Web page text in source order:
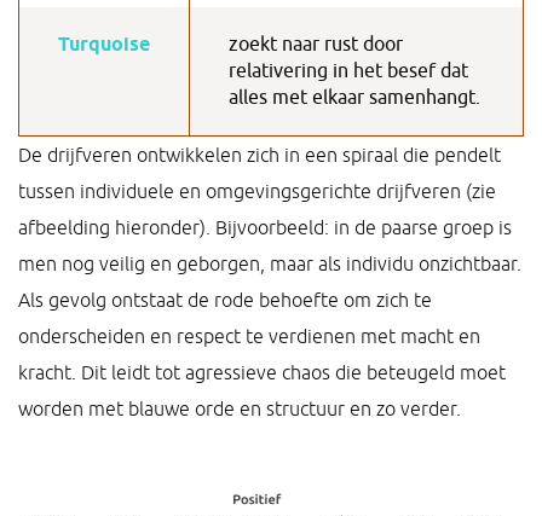
Turquoise
zoekt naar rust door
relativering in het besef dat
alles met elkaar samenhangt.
De drijfveren ontwikkelen zich in een spiraal die pendelt
tussen individuele en omgevingsgerichte drijfveren (zie
afbeelding hieronder). Bijvoorbeeld: in de paarse groep is
men nog veilig en geborgen, maar als individu onzichtbaar.
Als gevolg ontstaat de rode behoefte om zich te
onderscheiden en respect te verdienen met macht en
kracht. Dit leidt tot agressieve chaos die beteugeld moet
worden met blauwe orde en structuur en zo verder.